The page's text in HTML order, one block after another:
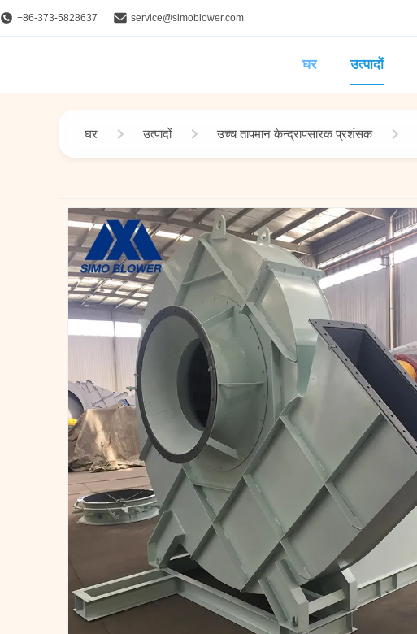
+86-373-5828637 service@simoblower.com
घर उत्पादों
घर उत्पादों उच्च तापमान केन्द्रापसारक प्रशंसक